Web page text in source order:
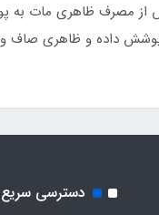
از مصرف ظاهری مات به
پوشش داده و ظاهری
دسترسی سریع